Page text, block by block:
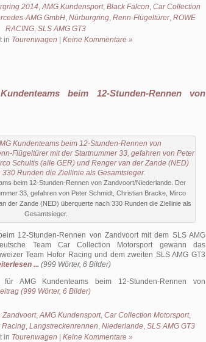
2014,AMG Kundensport, Black Falcon, Car Collection
AMG GmbH, Nürburgring, Renn-Flügeltürer, ROWE
RACING, SLS AMG GT3
in Tourenwagen Keine Kommentare »
beim 12-Stunden-Rennen von
beim 12-Stunden-Rennen von Zandvoort/Niederlande. Der
33, gefahren von Peter Schmidt, Christian Bracke, Mirco
der Zande (NED) überquerte nach 330 Runden die Ziellinie als
Gesamtsieger.
12-Stunden-Rennen von Zandvoort mit dem SLS AMG
Team Car Collection Motorsport gewann das
Team Hofor Racing und dem zweiten SLS AMG GT3
... (999 Wörter, 6 Bilder)
für AMG Kundenteams beim 12-Stunden-Rennen von
(999 Wörter, 6 Bilder)
Zandvoort,AMG Kundensport, Car Collection Motorsport,
Racing, Langstreckenrennen, Niederlande, SLS AMG GT3
in Tourenwagen Keine Kommentare »